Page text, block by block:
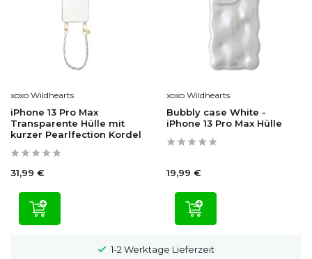
xoxo Wildhearts
iPhone 13 Pro Max
Transparente Hülle mit
kurzer Pearlfection Kordel
31,99 €
xoxo Wildhearts
Bubbly case White -
iPhone 13 Pro Max Hülle
19,99 €
1-2 Werktage Lieferzeit